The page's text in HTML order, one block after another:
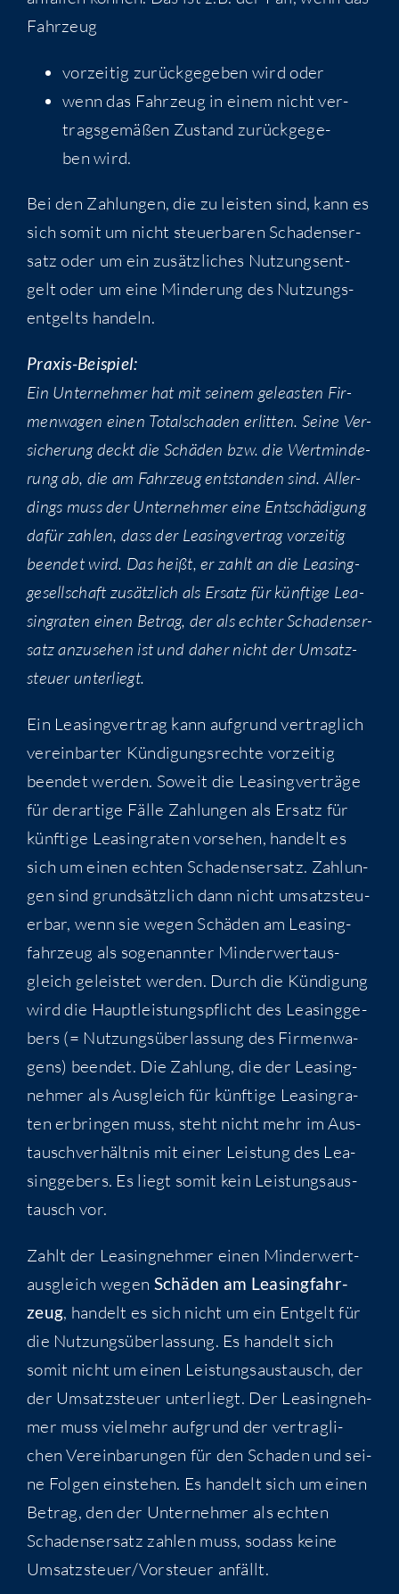
Fahrzeug
vor­zei­tig zurück­ge­ge­ben wird oder
wenn das Fahr­zeug in einem nicht ver­
trags­ge­mä­ßen Zustand zurück­ge­ge­
ben wird.
Bei den Zah­lun­gen, die zu leis­ten sind, kann es
sich somit um nicht steu­er­ba­ren Scha­dens­er­
satz oder um ein zusätz­li­ches Nut­zungs­ent­
gelt oder um eine Min­de­rung des Nut­zungs­
ent­gelts handeln.
Pra­xis-Bei­spiel:
Ein Unter­neh­mer hat mit sei­nem geleas­ten Fir­
men­wa­gen einen Total­scha­den erlit­ten. Sei­ne Ver­
si­che­rung deckt die Schä­den bzw. die Wert­min­de­
rung ab, die am Fahr­zeug ent­stan­den sind. Aller­
dings muss der Unter­neh­mer eine Ent­schä­di­gung
dafür zah­len, dass der Lea­sing­ver­trag vor­zei­tig
been­det wird. Das heißt, er zahlt an die Lea­sing­
ge­sell­schaft zusätz­lich als Ersatz für künf­ti­ge Lea­
sing­ra­ten einen Betrag, der als ech­ter Scha­dens­er­
satz anzu­se­hen ist und daher nicht der Umsatz­
steu­er unterliegt.
Ein Lea­sing­ver­trag kann auf­grund ver­trag­lich
ver­ein­bar­ter Kün­di­gungs­rech­te vor­zei­tig
been­det wer­den. Soweit die Lea­sing­ver­trä­ge
für der­ar­ti­ge Fäl­le Zah­lun­gen als Ersatz für
künf­ti­ge Lea­sing­ra­ten vor­se­hen, han­delt es
sich um einen ech­ten Scha­dens­er­satz. Zah­lun­
gen sind grund­sätz­lich dann nicht umsatz­steu­
er­bar, wenn sie wegen Schä­den am Lea­sing­
fahr­zeug als soge­nann­ter Min­der­wert­aus­
gleich geleis­tet wer­den. Durch die Kün­di­gung
wird die Haupt­leis­tungs­pflicht des Lea­sing­ge­
bers (= Nut­zungs­über­las­sung des Fir­men­wa­
gens) been­det. Die Zah­lung, die der Lea­sing­
neh­mer als Aus­gleich für künf­ti­ge Lea­sing­ra­
ten erbrin­gen muss, steht nicht mehr im Aus­
tausch­ver­hält­nis mit einer Leis­tung des Lea­
sing­ge­bers. Es liegt somit kein Leis­tungs­aus­
tausch vor.
Zahlt der Lea­sing­neh­mer einen Min­der­wert­
aus­gleich wegen Schä­den am Lea­sing­fahr­
zeug, han­delt es sich nicht um ein Ent­gelt für
die Nut­zungs­über­las­sung. Es han­delt sich
somit nicht um einen Leis­tungs­aus­tausch, der
der Umsatz­steu­er unter­liegt. Der Lea­sing­neh­
mer muss viel­mehr auf­grund der ver­trag­li­
chen Ver­ein­ba­run­gen für den Scha­den und sei­
ne Fol­gen ein­ste­hen. Es han­delt sich um einen
Betrag, den der Unter­neh­mer als ech­ten
Scha­dens­er­satz zah­len muss, sodass kei­ne
Umsatzsteuer/​Vorsteuer anfällt.